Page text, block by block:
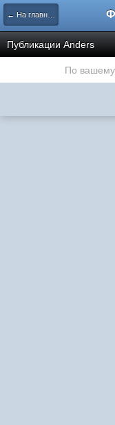
← На главную
Публикации Anders
По вашему